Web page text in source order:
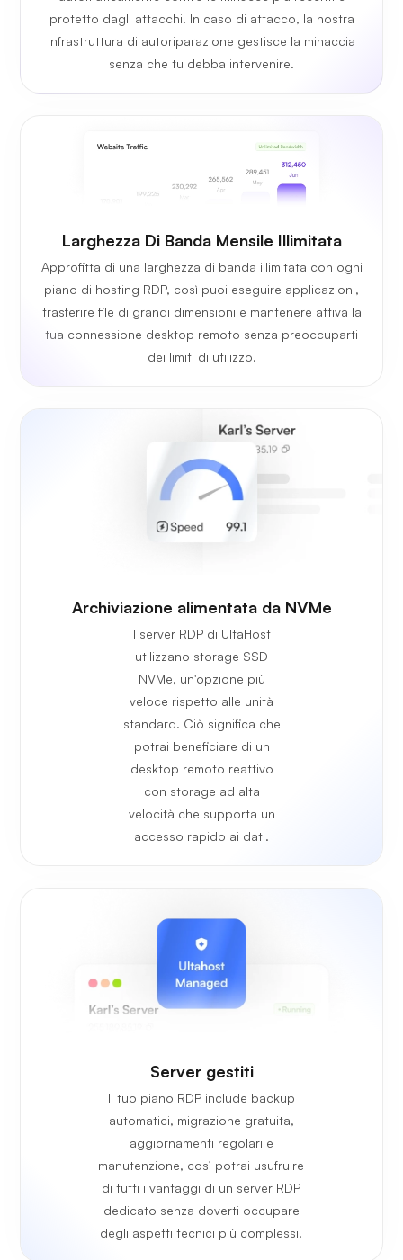
protetto dagli attacchi. In caso di attacco, la nostra
infrastruttura di autoriparazione gestisce la minaccia
senza che tu debba intervenire.
Larghezza Di Banda Mensile Illimitata
Approfitta di una larghezza di banda illimitata con ogni
piano di hosting RDP, così puoi eseguire applicazioni,
trasferire file di grandi dimensioni e mantenere attiva la
tua connessione desktop remoto senza preoccuparti
dei limiti di utilizzo.
Archiviazione alimentata da NVMe
I server RDP di UltaHost
utilizzano storage SSD
NVMe, un'opzione più
veloce rispetto alle unità
standard. Ciò significa che
potrai beneficiare di un
desktop remoto reattivo
con storage ad alta
velocità che supporta un
accesso rapido ai dati.
Server gestiti
Il tuo piano RDP include backup
automatici, migrazione gratuita,
aggiornamenti regolari e
manutenzione, così potrai usufruire
di tutti i vantaggi di un server RDP
dedicato senza doverti occupare
degli aspetti tecnici più complessi.